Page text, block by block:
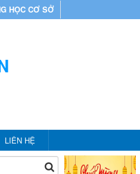
HỌC CƠ SỞ
LIÊN HỆ
CHÀO MỪNG BẠN ĐẾN